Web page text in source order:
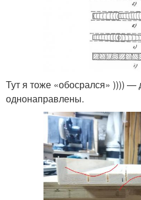
Тут я тоже «обосрался» )))) —
однонаправлены.